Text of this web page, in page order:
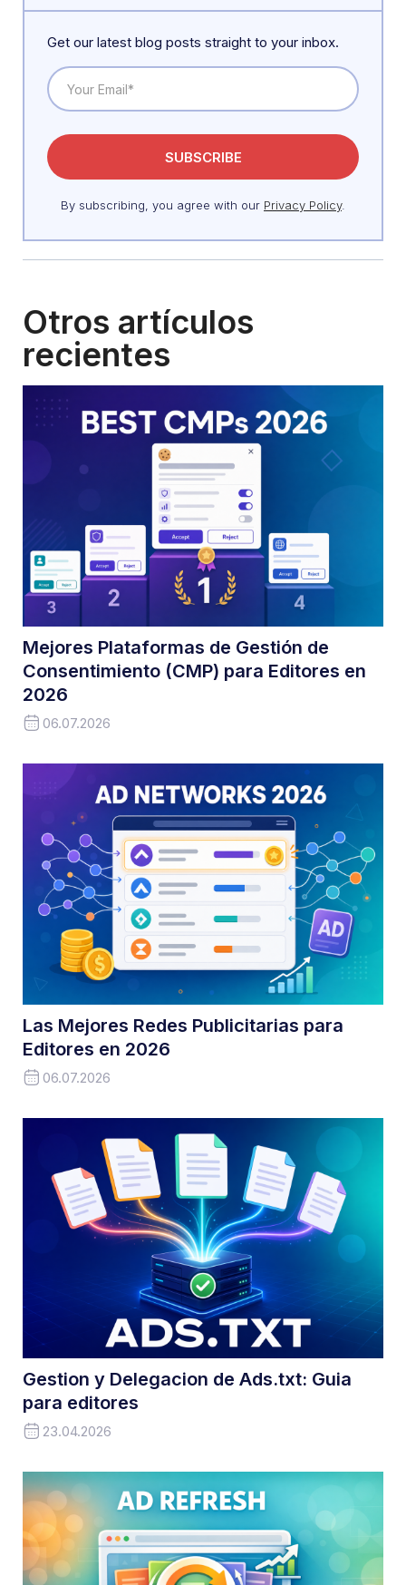
Get our latest blog posts straight to your inbox.
By subscribing, you agree with our Privacy Policy.
Otros artículos
recientes
Mejores Plataformas de Gestión de
Consentimiento (CMP) para Editores en
2026
06.07.2026
Las Mejores Redes Publicitarias para
Editores en 2026
06.07.2026
Gestion y Delegacion de Ads.txt: Guia
para editores
23.04.2026